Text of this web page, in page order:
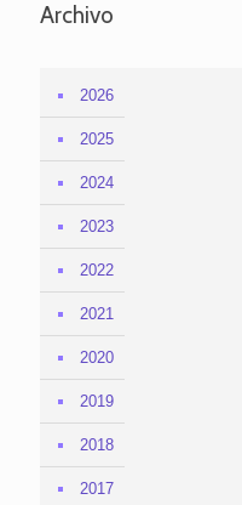
Archivo
2026
2025
2024
2023
2022
2021
2020
2019
2018
2017